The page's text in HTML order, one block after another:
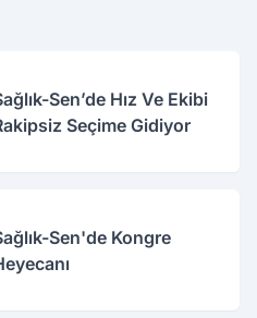
Sen’de Hız Ve Ekibi
Seçime Gidiyor
Sen'de Kongre